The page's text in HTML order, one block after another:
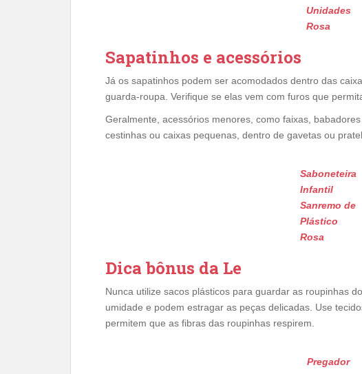
Unidades
Rosa
Sapatinhos e acessórios
Já os sapatinhos podem ser acomodados dentro das
guarda-roupa. Verifique se elas vem com furos que
Geralmente, acessórios menores, como faixas,
cestinhas ou caixas pequenas, dentro de gavetas ou
Saboneteira
Infantil
Sanremo de
Plástico
Rosa
Dica bônus da Le
Nunca utilize sacos plásticos para guardar as roupinhas
umidade e podem estragar as peças delicadas. Use
permitem que as fibras das roupinhas respirem.
Pregador